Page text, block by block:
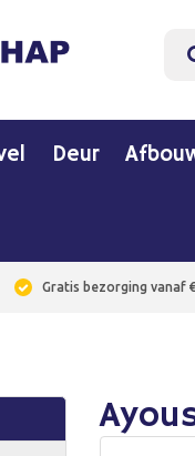
Deur
Gratis bezorging vanaf